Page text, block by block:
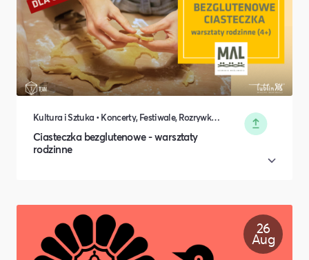
Kultura i Sztuka • Koncerty, Festiwale, Rozrywka • DIY, Majsterkowanie, Hobby • Rodzina i relacje międzyludzkie
Ciasteczka bezglutenowe - warsztaty
rodzinne
26
Aug